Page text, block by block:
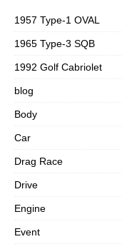
1957 Type-1 OVAL
1965 Type-3 SQB
1992 Golf Cabriolet
blog
Body
Car
Drag Race
Drive
Engine
Event